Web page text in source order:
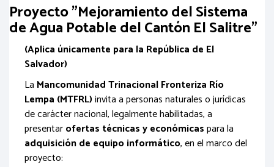
Proyecto "Mejoramiento del Sistema
de Agua Potable del Cantón El Salitre"
(Aplica únicamente para la República de El
Salvador)
La Mancomunidad Trinacional Fronteriza Río
Lempa (MTFRL)invita a personas naturales o jurídicas
de carácter nacional, legalmente habilitadas, a
presentarofertas técnicas y económicaspara la
adquisición de equipo informático, en el marco del
proyecto: